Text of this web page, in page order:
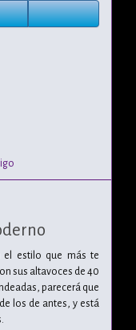
el estilo que más te
sus altavoces de 40
parecerá que
los de antes, y está